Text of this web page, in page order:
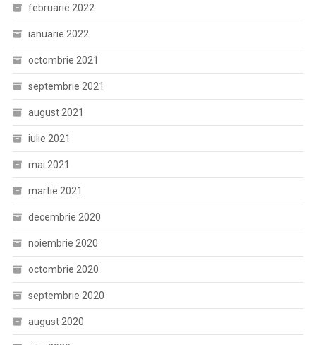
februarie 2022
ianuarie 2022
octombrie 2021
septembrie 2021
august 2021
iulie 2021
mai 2021
martie 2021
decembrie 2020
noiembrie 2020
octombrie 2020
septembrie 2020
august 2020